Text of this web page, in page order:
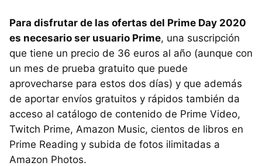
Para disfrutar de las ofertas del Prime Day 2020
es necesario ser usuario Prime, una suscripción
que tiene un precio de 36 euros al año (aunque con
un mes de prueba gratuito que puede
aprovecharse para estos dos días) y que además
de aportar envíos gratuitos y rápidos también da
acceso al catálogo de contenido de Prime Video,
Twitch Prime, Amazon Music, cientos de libros en
Prime Reading y subida de fotos ilimitadas a
Amazon Photos.